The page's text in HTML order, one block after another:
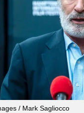
/ Mark Sagliocco